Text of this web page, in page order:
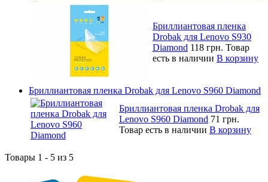
Бриллиантовая пленка
Drobak для Lenovo S930
Diamond 118 грн. Товар
есть в наличии В корзину
Бриллиантовая пленка Drobak для Lenovo S960 Diamond
Бриллиантовая пленка Drobak для
Lenovo S960 Diamond 71 грн.
Товар есть в наличии В корзину
Товары 1 - 5 из 5